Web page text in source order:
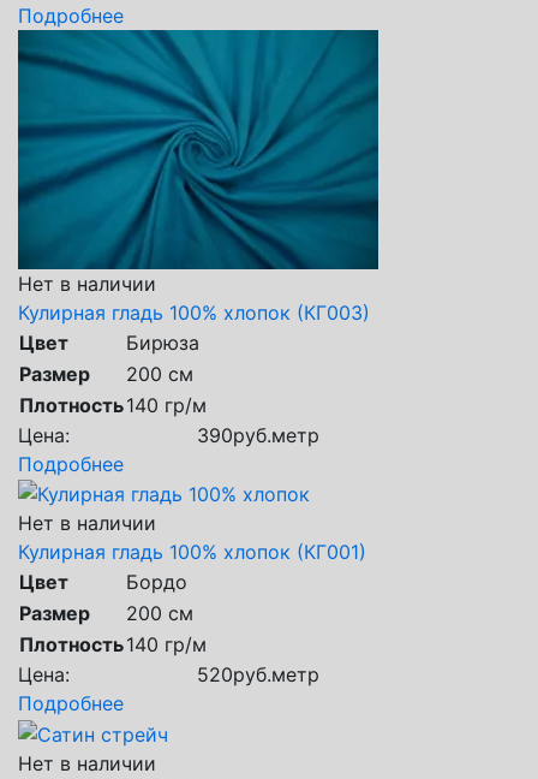
Подробнее
Нет в наличии
Кулирная гладь 100% хлопок (КГ003)
Цвет
Бирюза
Размер
200 см
Плотность140 гр/м
Цена:
390руб.метр
Подробнее
Нет в наличии
Кулирная гладь 100% хлопок (КГ001)
Цвет
Бордо
Размер
200 см
Плотность140 гр/м
Цена:
520руб.метр
Подробнее
Нет в наличии